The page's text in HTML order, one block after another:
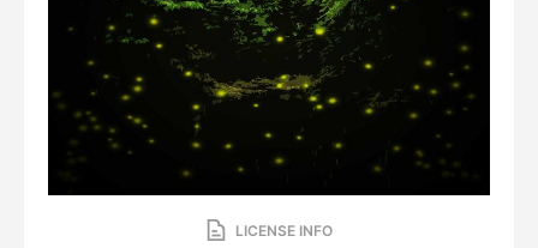
LICENSE INFO